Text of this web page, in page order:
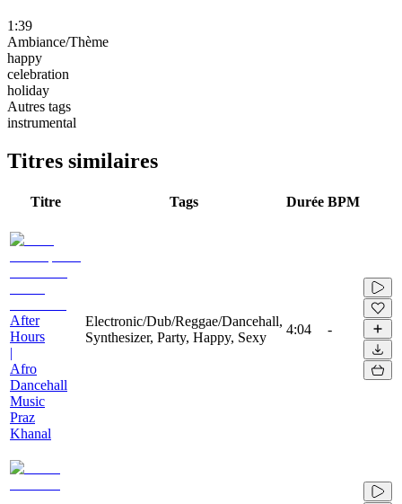
1:39
Ambiance/Thème
happy
celebration
holiday
Autres tags
instrumental
Titres similaires
Titre Tags Durée BPM
After
Hours
|
Afro
Dancehall
Music
Praz
Khanal
Electronic/Dub/Reggae/Dancehall,
Synthesizer, Party, Happy, Sexy
4:04 -